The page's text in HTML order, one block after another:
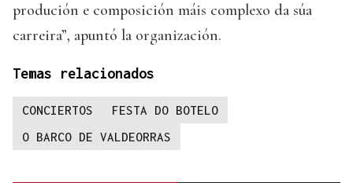
produción e composición máis complexo da súa
carreira”, apuntó la organización.
Temas relacionados
CONCIERTOS
FESTA DO BOTELO
O BARCO DE VALDEORRAS